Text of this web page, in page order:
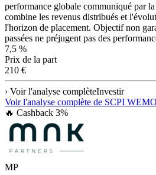
performance globale communiqué par
combine les revenus distribués et
l'horizon de placement. Objectif non
passées ne préjugent pas des
7,5 %
Prix de la part
210 €
› Voir l'analyse complèteInvestir
Voir l'analyse complète de SCPI
🔥 Cashback 3%
MP